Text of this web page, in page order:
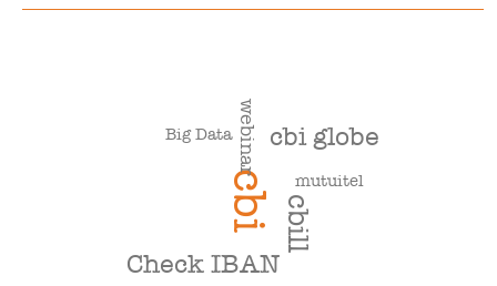
cbi cbill
cbi globe
Check IBAN
webinar
mutuitel
Big Data